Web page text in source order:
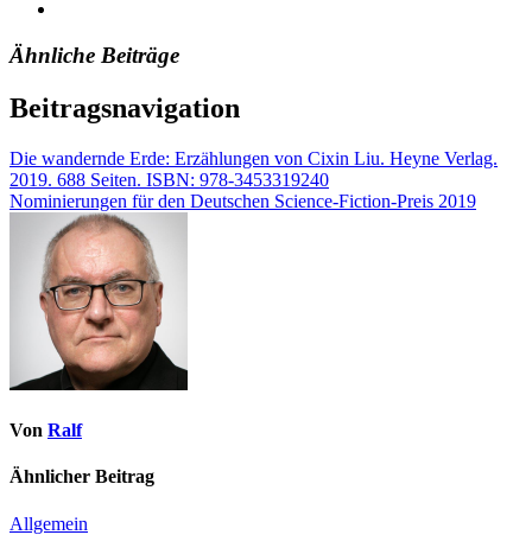
Ähnliche Beiträge
Beitragsnavigation
Die wandernde Erde: Erzählungen von Cixin Liu. Heyne Verlag.
2019. 688 Seiten. ISBN: 978-3453319240
Nominierungen für den Deutschen Science-Fiction-Preis 2019
Von Ralf
Ähnlicher Beitrag
Allgemein